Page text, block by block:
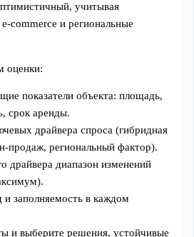
учитывая
и региональные
оценки:
показатели объекта: площадь,
срок аренды.
драйвера спроса (гибридная
региональный фактор).
драйвера диапазон изменений
и заполняемость в каждом
и выберите решения, устойчивые